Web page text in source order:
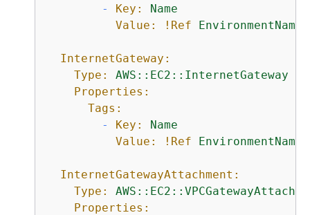
-
Key:
Name
Value:
!Ref EnvironmentName
InternetGateway:
Type:
AWS::EC2::InternetGateway
Properties:
Tags:
-
Key:
Name
Value:
!Ref EnvironmentName
InternetGatewayAttachment:
Type:
Properties: